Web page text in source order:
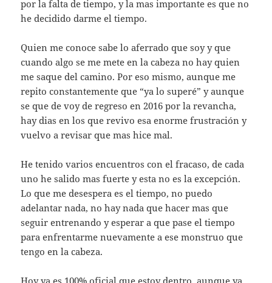
por la falta de tiempo, y la mas importante es que no
he decidido darme el tiempo.
Quien me conoce sabe lo aferrado que soy y que
cuando algo se me mete en la cabeza no hay quien
me saque del camino. Por eso mismo, aunque me
repito constantemente que “ya lo superé” y aunque
se que de voy de regreso en 2016 por la revancha,
hay dias en los que revivo esa enorme frustración y
vuelvo a revisar que mas hice mal.
He tenido varios encuentros con el fracaso, de cada
uno he salido mas fuerte y esta no es la excepción.
Lo que me desespera es el tiempo, no puedo
adelantar nada, no hay nada que hacer mas que
seguir entrenando y esperar a que pase el tiempo
para enfrentarme nuevamente a ese monstruo que
tengo en la cabeza.